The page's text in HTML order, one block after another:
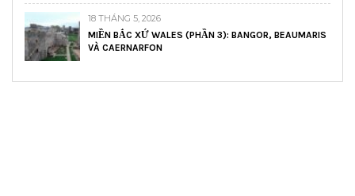
18 THÁNG 5, 2026
MIỀN BẮC XỨ WALES (PHẦN 3): BANGOR, BEAUMARIS
VÀ CAERNARFON